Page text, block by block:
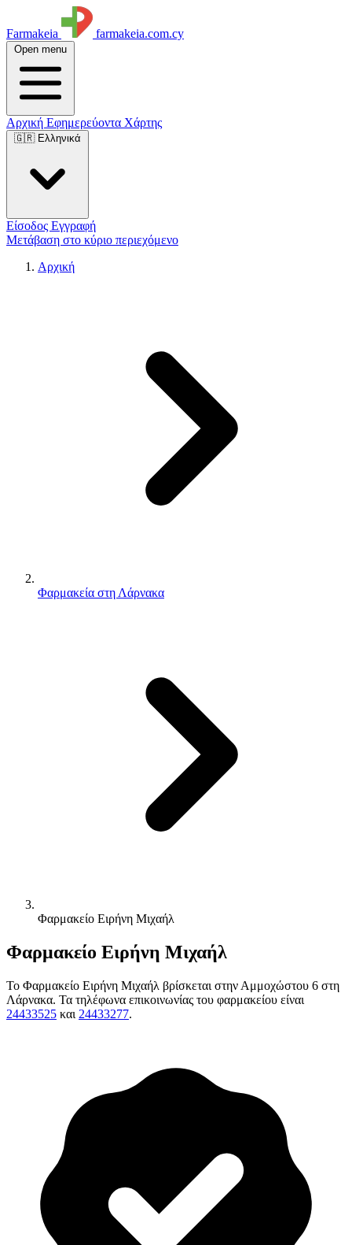
Farmakeia farmakeia.com.cy
Open menu
Αρχική Εφημερεύοντα Χάρτης
🇬🇷 Ελληνικά
Είσοδος Εγγραφή
Μετάβαση στο κύριο περιεχόμενο
Αρχική
Φαρμακεία στη Λάρνακα
Φαρμακείο Ειρήνη Μιχαήλ
Φαρμακείο Ειρήνη Μιχαήλ
Το Φαρμακείο Ειρήνη Μιχαήλ βρίσκεται στην Αμμοχώστου 6 στη
Λάρνακα. Τα τηλέφωνα επικοινωνίας του φαρμακείου είναι
24433525 και 24433277.